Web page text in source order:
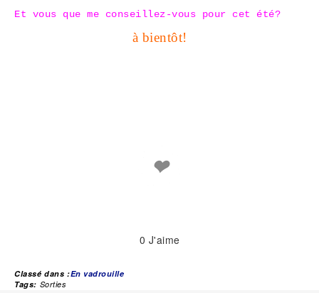
Et vous que me conseillez-vous pour cet été?
à bientôt!
❤
0 J'aime
Classé dans :En vadrouille
Tags: Sorties